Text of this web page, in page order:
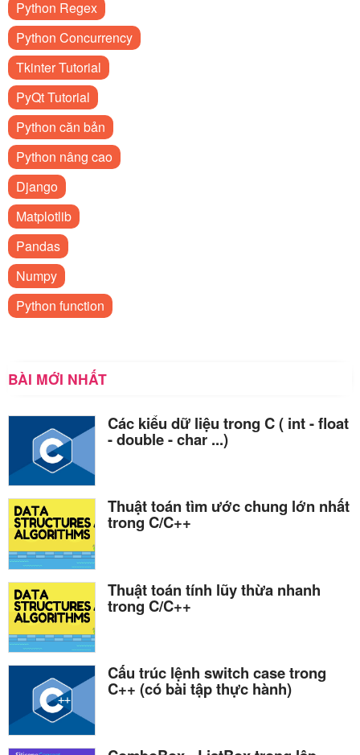
Python Regex
Python Concurrency
Tkinter Tutorial
PyQt Tutorial
Python căn bản
Python nâng cao
Django
Matplotlib
Pandas
Numpy
Python function
BÀI MỚI NHẤT
Các kiểu dữ liệu trong C ( int - float
- double - char ...)
Thuật toán tìm ước chung lớn nhất
trong C/C++
Thuật toán tính lũy thừa nhanh
trong C/C++
Cấu trúc lệnh switch case trong
C++ (có bài tập thực hành)